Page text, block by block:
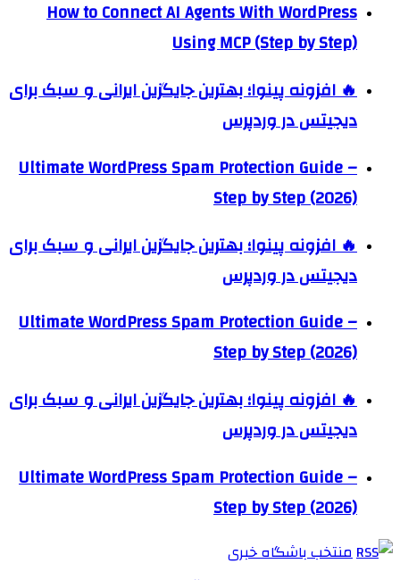
How to Connect AI Agents With WordPress
Using MCP (Step by Step)
🔥 افزونه پینوا؛ بهترین جایگزین ایرانی و سبک برای
دیجیتس در وردپرس
Ultimate WordPress Spam Protection Guide –
Step by Step (2026)
🔥 افزونه پینوا؛ بهترین جایگزین ایرانی و سبک برای
دیجیتس در وردپرس
Ultimate WordPress Spam Protection Guide –
Step by Step (2026)
🔥 افزونه پینوا؛ بهترین جایگزین ایرانی و سبک برای
دیجیتس در وردپرس
Ultimate WordPress Spam Protection Guide –
Step by Step (2026)
منتخب باشگاه خبری